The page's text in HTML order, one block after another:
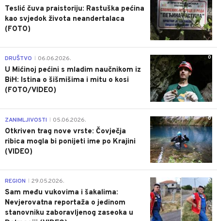
Teslić čuva praistoriju: Rastuška pećina
kao svjedok života neandertalaca
(FOTO)
0
DRUŠTVO 06.06.2026.
U Mićinoj pećini s mladim naučnikom iz
BiH: Istina o šišmišima i mitu o kosi
(FOTO/VIDEO)
0
ZANIMLJIVOSTI 05.06.2026.
Otkriven trag nove vrste: Čovječja
ribica mogla bi ponijeti ime po Krajini
(VIDEO)
0
REGION 29.05.2026.
Sam među vukovima i šakalima:
Nevjerovatna reportaža o jedinom
stanovniku zaboravljenog zaseoka u